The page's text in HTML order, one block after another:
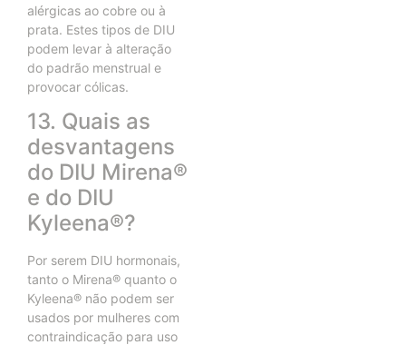
alérgicas ao cobre ou à
prata. Estes tipos de DIU
podem levar à alteração
do padrão menstrual e
provocar cólicas.
13. Quais as
desvantagens
do DIU Mirena®
e do DIU
Kyleena®?
Por serem DIU hormonais,
tanto o Mirena® quanto o
Kyleena® não podem ser
usados por mulheres com
contraindicação para uso